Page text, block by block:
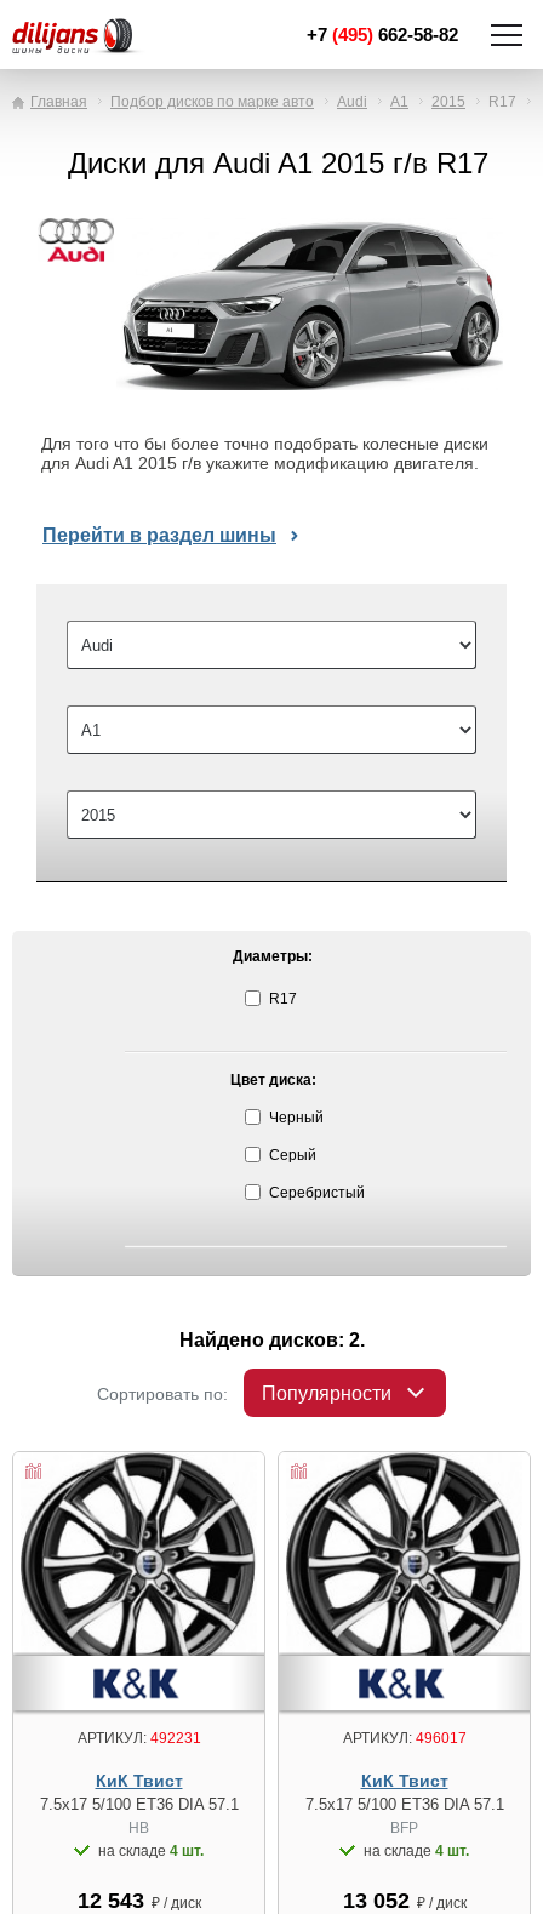
+7 (495) 662-58-82
Главная Подбор дисков по марке авто Audi A1 2015 R17
Диски для Audi A1 2015 г/в R17
Для того что бы более точно подобрать колесные диски
для Audi A1 2015 г/в укажите модификацию двигателя.
Перейти в раздел шины
Диаметры:
R17
Цвет диска:
Черный
Серый
Серебристый
Найдено дисков: 2.
Сортировать по: Популярности
АРТИКУЛ:492231
КиК Твист
7.5x17 5/100 ET36 DIA 57.1
HB
на складе 4 шт.
12 543 ₽ / диск
АРТИКУЛ:496017
КиК Твист
7.5x17 5/100 ET36 DIA 57.1
BFP
на складе 4 шт.
13 052 ₽ / диск